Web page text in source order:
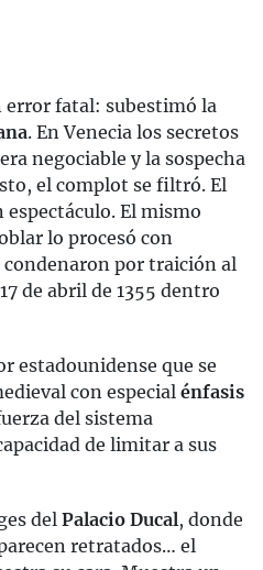
error fatal: subestimó la
. En Venecia los secretos
negociable y la sospecha
el complot se filtró. El
El mismo
lo procesó con
por traición al
de abril de 1355 dentro
estadounidense que se
con especial énfasis
del sistema
de limitar a sus
del Palacio Ducal, donde
retratados… el